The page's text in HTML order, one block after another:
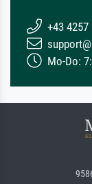
+43 4257
Mo-Do: